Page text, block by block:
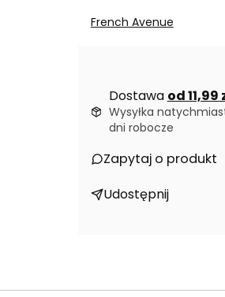
French Avenue
Dostawa od 11,99
Wysyłka
dni robocze
Zapytaj o produkt
Udostępnij